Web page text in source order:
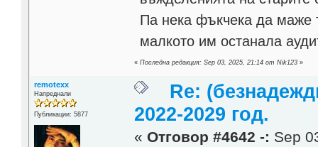
Па нека фъкчека да маже
малкото им останала
«Последна редакция: Sep 03, 2025, 21:14 от Nik123 »
remotexx
Напреднали
Публикации: 5877
Re:
2022-2029 год.
« Отговор #4642 -: Sep